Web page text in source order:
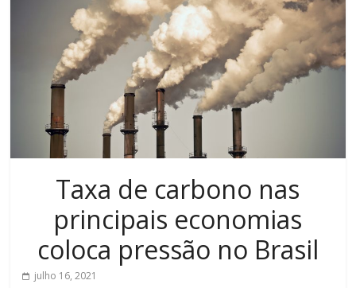
Taxa de carbono nas
principais economias
coloca pressão no Brasil
julho 16, 2021